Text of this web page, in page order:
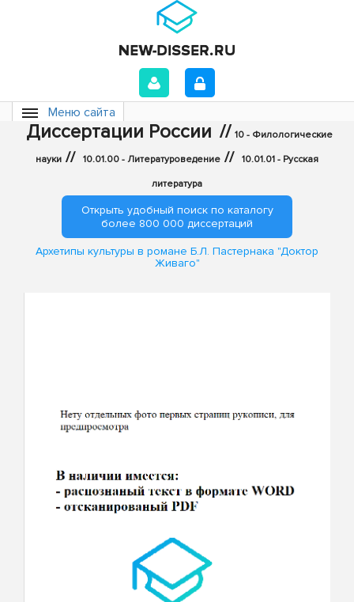
Меню сайта
Диссертации России // 10 - Филологические
науки // 10.01.00 - Литературоведение // 10.01.01 - Русская
литература
Открыть удобный поиск по каталогу
более 800 000 диссертаций
Архетипы культуры в романе Б.Л. Пастернака "Доктор
Живаго"